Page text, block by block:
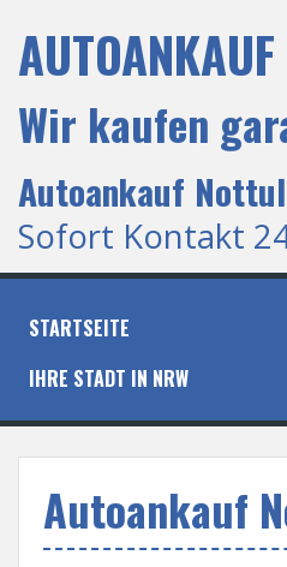
n
Wir kaufen
Autoankauf
Sofort Kontakt
STARTSEITE
IHRE STADT IN NRW
Autoankauf